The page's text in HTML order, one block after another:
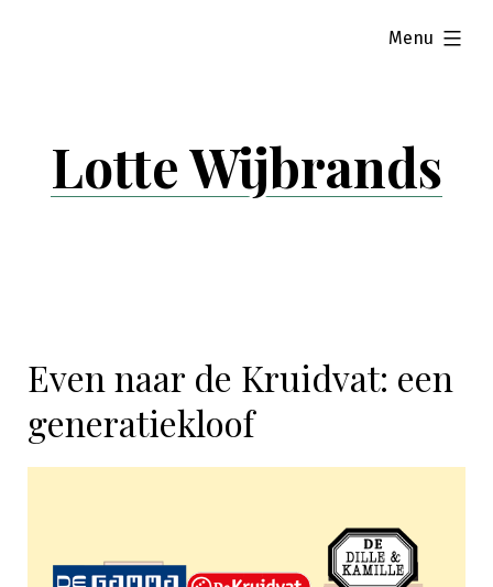
Lotte Wijbrands
Menu
expanded
Even naar de Kruidvat: een
generatiekloof